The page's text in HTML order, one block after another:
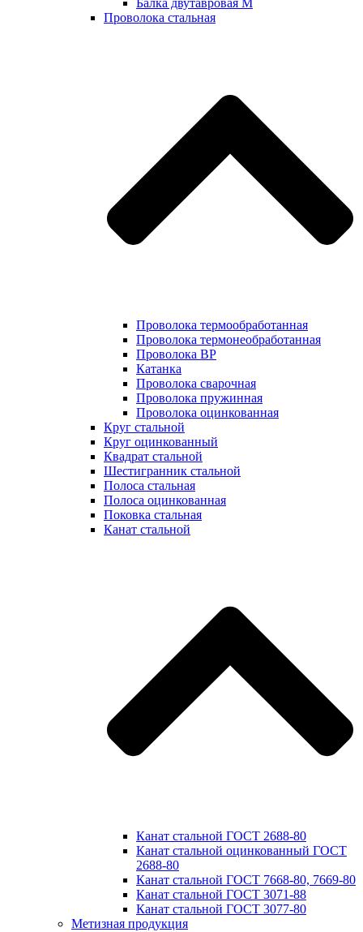
Балка двутавровая М
Проволока стальная
Проволока термообработанная
Проволока термонеобработанная
Проволока ВР
Катанка
Проволока сварочная
Проволока пружинная
Проволока оцинкованная
Круг стальной
Круг оцинкованный
Квадрат стальной
Шестигранник стальной
Полоса стальная
Полоса оцинкованная
Поковка стальная
Канат стальной
Канат стальной ГОСТ 2688-80
Канат стальной оцинкованный ГОСТ
2688-80
Канат стальной ГОСТ 7668-80, 7669-80
Канат стальной ГОСТ 3071-88
Канат стальной ГОСТ 3077-80
Метизная продукция